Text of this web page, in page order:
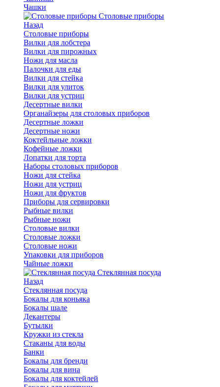
Чашки
Cтоловые приборы
Назад
Cтоловые приборы
Вилки для лобстера
Вилки для пирожных
Ножи для масла
Палочки для еды
Вилки для стейка
Вилки для улиток
Вилки для устриц
Десертные вилки
Органайзеры для столовых приборов
Десертные ложки
Десертные ножи
Коктейльные ложки
Кофейные ложки
Лопатки для торта
Наборы столовых приборов
Ножи для стейка
Ножи для устриц
Ножи для фруктов
Приборы для сервировки
Рыбные вилки
Рыбные ножи
Столовые вилки
Столовые ложки
Столовые ножи
Упаковки для приборов
Чайные ложки
Стеклянная посуда
Назад
Стеклянная посуда
Бокалы для коньяка
Бокалы шале
Декантеры
Бутылки
Кружки из стекла
Стаканы для воды
Банки
Бокалы для бренди
Бокалы для вина
Бокалы для коктейлей